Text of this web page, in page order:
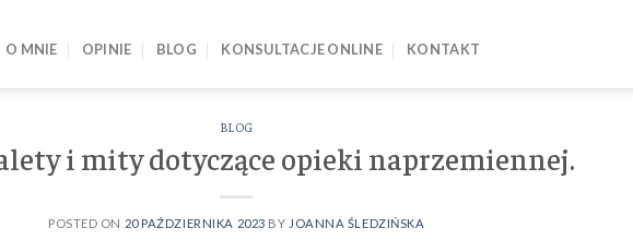
O MNIE OPINIE BLOG KONSULTACJE ONLINE KONTAKT
BLOG
i mity dotyczące opieki naprzemiennej.
POSTED ON 20 PAŹDZIERNIKA 2023 BY JOANNA ŚLEDZIŃSKA